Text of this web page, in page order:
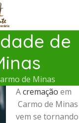
de
de Minas
Acremação em
Carmo de Minas
vem se tornando